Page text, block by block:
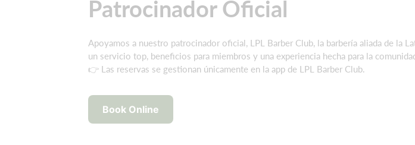
Patrocinador Oficial
Apoyamos a nuestro patrocinador oficial, LPL Barber Club, la barbería aliada de la
un servicio top, beneficios para miembros y una experiencia hecha para la
👉 Las reservas se gestionan únicamente en la app de LPL Barber Club.
Book Online